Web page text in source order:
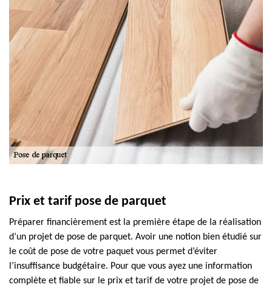
Prix et tarif pose de parquet
Préparer financièrement est la première étape de la réalisation
d’un projet de pose de parquet. Avoir une notion bien étudié sur
le coût de pose de votre paquet vous permet d’éviter
l’insuffisance budgétaire. Pour que vous ayez une information
complète et fiable sur le prix et tarif de votre projet de pose de